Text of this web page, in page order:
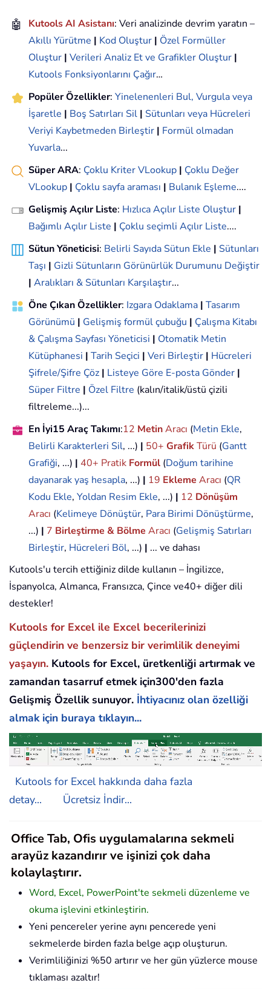
🤖 Kutools AI Asistanı: Veri analizinde devrim yaratın –
Akıllı Yürütme | Kod Oluştur | Özel Formüller
Oluştur | Verileri Analiz Et ve Grafikler Oluştur |
Kutools Fonksiyonlarını Çağır…
Popüler Özellikler: Yinelenenleri Bul, Vurgula veya
İşaretle | Boş Satırları Sil | Sütunları veya Hücreleri
Veriyi Kaybetmeden Birleştir | Formül olmadan
Yuvarla...
Süper ARA: Çoklu Kriter VLookup | Çoklu Değer
VLookup | Çoklu sayfa araması | Bulanık Eşleme....
Gelişmiş Açılır Liste: Hızlıca Açılır Liste Oluştur |
Bağımlı Açılır Liste | Çoklu seçimli Açılır Liste....
Sütun Yöneticisi: Belirli Sayıda Sütun Ekle | Sütunları
Taşı | Gizli Sütunların Görünürlük Durumunu Değiştir
| Aralıkları & Sütunları Karşılaştır...
Öne Çıkan Özellikler: Izgara Odaklama | Tasarım
Görünümü | Gelişmiş formül çubuğu | Çalışma Kitabı
& Çalışma Sayfası Yöneticisi | Otomatik Metin
Kütüphanesi | Tarih Seçici | Veri Birleştir | Hücreleri
Şifrele/Şifre Çöz | Listeye Göre E-posta Gönder |
Süper Filtre | Özel Filtre (kalın/italik/üstü çizili
filtreleme...)...
En İyi15 Araç Takımı:12 MetinAracı (Metin Ekle,
Belirli Karakterleri Sil, ...) | 50+ GrafikTürü (Gantt
Grafiği, ...) | 40+ Pratik Formül (Doğum tarihine
dayanarak yaş hesapla, ...) | 19 Ekleme Aracı (QR
Kodu Ekle, Yoldan Resim Ekle, ...) | 12 Dönüşüm
Aracı (Kelimeye Dönüştür, Para Birimi Dönüştürme,
...) | 7 Birleştirme & Bölme Aracı (Gelişmiş Satırları
Birleştir, Hücreleri Böl, ...) | ... ve dahası
Kutools'u tercih ettiğiniz dilde kullanın – İngilizce,
İspanyolca, Almanca, Fransızca, Çince ve40+ diğer dili
destekler!
Kutools for Excel ile Excel becerilerinizi
güçlendirin ve benzersiz bir verimlilik deneyimi
yaşayın. Kutools for Excel, üretkenliği artırmak ve
zamandan tasarruf etmek için300'den fazla
Gelişmiş Özellik sunuyor. İhtiyacınız olan özelliği
almak için buraya tıklayın...
Kutools for Excel hakkında daha fazla
detay...
Ücretsiz İndir...
Office Tab, Ofis uygulamalarına sekmeli
arayüz kazandırır ve işinizi çok daha
kolaylaştırır.
Word, Excel, PowerPoint'te sekmeli düzenleme ve
okuma işlevini etkinleştirin.
Yeni pencereler yerine aynı pencerede yeni
sekmelerde birden fazla belge açıp oluşturun.
Verimliliğinizi %50 artırır ve her gün yüzlerce mouse
tıklaması azaltır!